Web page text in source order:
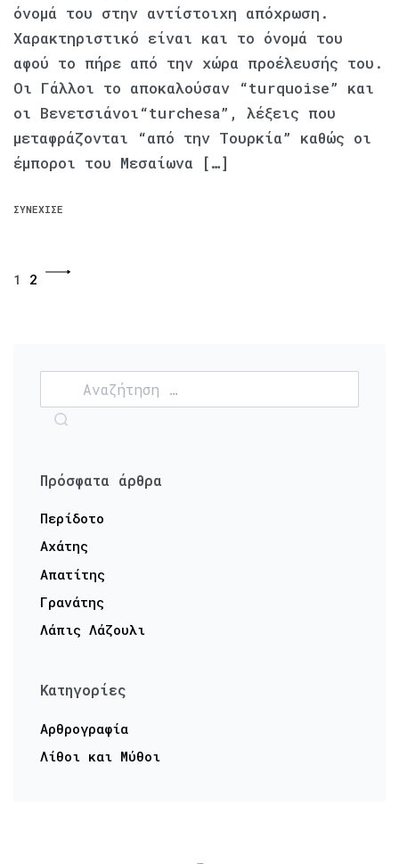
όνομά του στην αντίστοιχη απόχρωση.
Χαρακτηριστικό είναι και το όνομά του
αφού το πήρε από την χώρα προέλευσής του.
Οι Γάλλοι το αποκαλούσαν “turquoise” και
οι Βενετσιάνοι“turchesa”, λέξεις που
μεταφράζονται “από την Τουρκία” καθώς οι
έμποροι του Μεσαίωνα […]
ΣΥΝΈΧΙΣΕ
1 2
Πρόσφατα άρθρα
Περίδοτο
Αχάτης
Απατίτης
Γρανάτης
Λάπις Λάζουλι
Kατηγορίες
Αρθρογραφία
Λίθοι και Μύθοι